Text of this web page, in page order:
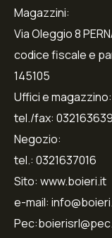
Magazzini:
Via Oleggio 8
codice fiscale e
145105
Uffici e magazzino:
tel./fax:
Negozio:
tel.: 0321637016
Sito: www.boieri.it
e-mail: